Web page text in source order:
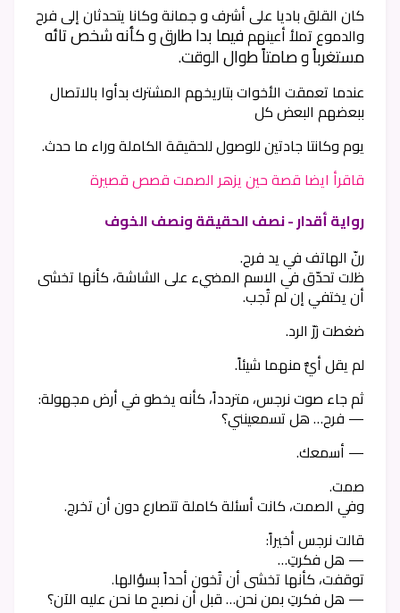
كان القلق باديا على أشرف و جمانة وكانا يتحدثان إلى فرح
والدموع تملأ أعينهمفيما بدا طارق و كأنه شخص تائه
مستغرباً و صامتاً طوال الوقت.
عندما تعمقت الأخوات بتاريخهم المشترك بدأوا بالاتصال
ببعضهم البعض كل
يوم وكانتا جادتين للوصول للحقيقة الكاملة وراء ما حدث.
قاقرأ ايضا قصة حين يزهر الصمت قصص قصيرة
رواية أقدار - نصف الحقيقة ونصف الخوف
رنّ الهاتف في يد فرح.
ظلت تحدّق في الاسم المضيء على الشاشة، كأنها تخشى
أن يختفي إن لم تُجب.
ضغطت زرّ الرد.
لم يقل أيٌّ منهما شيئاً.
ثم جاء صوت نرجس، متردداً، كأنه يخطو في أرض مجهولة:
— فرح… هل تسمعينني؟
— أسمعك.
صمت.
وفي الصمت، كانت أسئلة كاملة تتصارع دون أن تخرج.
قالت نرجس أخيراً:
— هل فكرتِ…
توقفت، كأنها تخشى أن تُخون أحداً بسؤالها.
— هل فكرتِ بمن نحن… قبل أن نصبح ما نحن عليه الآن؟